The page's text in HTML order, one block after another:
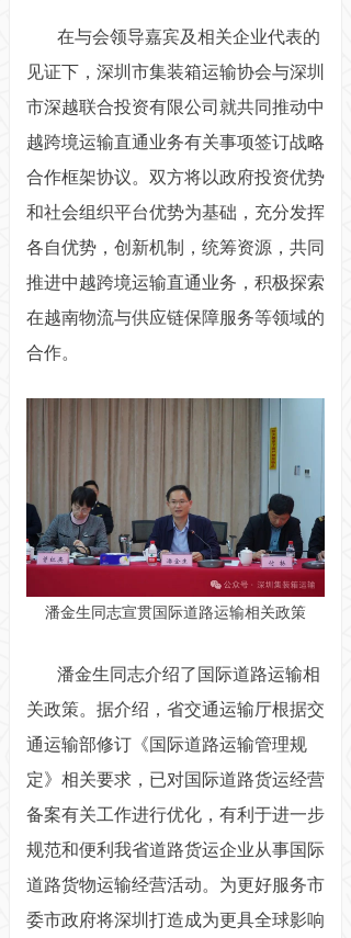
在与会领导嘉宾及相关企业代表的
见证下，深圳市集装箱运输协会与深圳
市深越联合投资有限公司就共同推动中
越跨境运输直通业务有关事项签订战略
合作框架协议。双方将以政府投资优势
和社会组织平台优势为基础，充分发挥
各自优势，创新机制，统筹资源，共同
推进中越跨境运输直通业务，积极探索
在越南物流与供应链保障服务等领域的
合作。
潘金生同志宣贯国际道路运输相关政策
潘金生同志介绍了国际道路运输相
关政策。据介绍，省交通运输厅根据交
通运输部修订《国际道路运输管理规
定》相关要求，已对国际道路货运经营
备案有关工作进行优化，有利于进一步
规范和便利我省道路货运企业从事国际
道路货物运输经营活动。为更好服务市
委市政府将深圳打造成为更具全球影响